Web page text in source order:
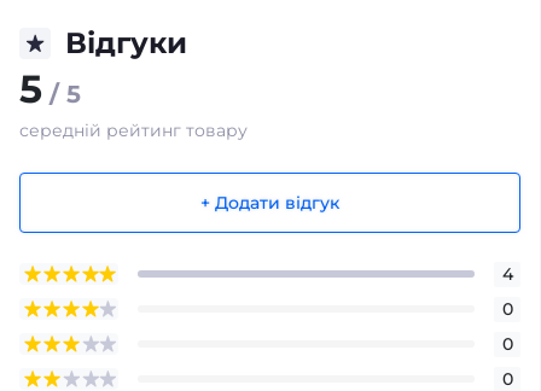
Відгуки
5 / 5
середній рейтинг товару
+ Додати відгук
4
0
0
0